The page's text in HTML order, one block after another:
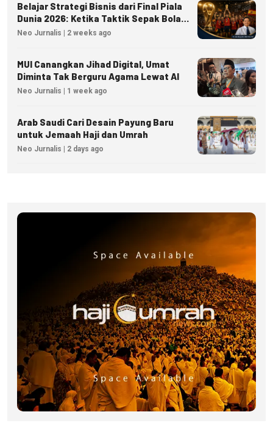
Belajar Strategi Bisnis dari Final Piala
Dunia 2026: Ketika Taktik Sepak Bola
Menjadi Inspirasi Kesuksesan Bisnis
Neo Jurnalis | 2 weeks ago
MUI Canangkan Jihad Digital, Umat
Diminta Tak Berguru Agama Lewat AI
Neo Jurnalis | 1 week ago
Arab Saudi Cari Desain Payung Baru
untuk Jemaah Haji dan Umrah
Neo Jurnalis | 2 days ago